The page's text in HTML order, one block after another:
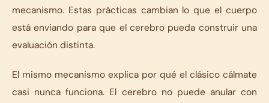
mecanismo. Estas prácticas cambian lo que el cuerpo
está enviando para que el cerebro pueda construir una
evaluación distinta.
El mismo mecanismo explica por qué el clásico cálmate
casi nunca funciona. El cerebro no puede anular con